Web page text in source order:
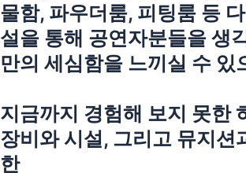
물함, 파우더룸, 피팅룸 등
설을 통해 공연자분들을 생
만의 세심함을 느끼실 수 있
지금까지 경험해 보지 못한
장비와 시설, 그리고 뮤지션
한